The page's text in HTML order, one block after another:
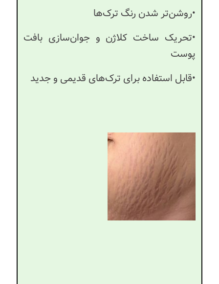
•روشن‌تر شدن رنگ ترک‌ها
•تحریک ساخت کلاژن و جوان‌سازی بافت
پوست
•قابل استفاده برای ترک‌های قدیمی و جدید